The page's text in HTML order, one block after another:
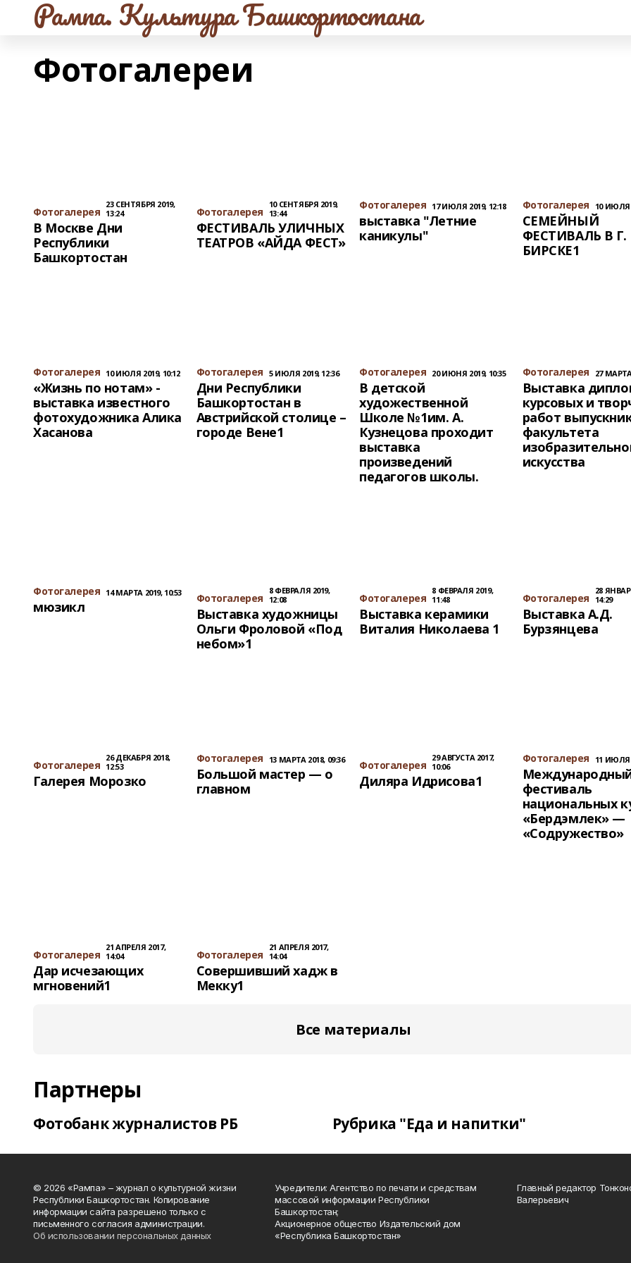
Рампа. Культура Башкортостана
Фотогалереи
Фотогалерея
23 СЕНТЯБРЯ 2019,
13:24
В Москве Дни
Республики
Башкортостан
Фотогалерея
10 СЕНТЯБРЯ 2019,
13:44
ФЕСТИВАЛЬ УЛИЧНЫХ
ТЕАТРОВ «АЙДА ФЕСТ»
Фотогалерея 17 ИЮЛЯ 2019, 12:18
выставка "Летние
каникулы"
Фотогалерея 10 ИЮЛЯ
СЕМЕЙНЫЙ
ФЕСТИВАЛЬ В Г.
БИРСКЕ1
Фотогалерея 10 ИЮЛЯ 2019, 10:12
«Жизнь по нотам» -
выставка известного
фотохудожника Алика
Хасанова
Фотогалерея 5 ИЮЛЯ 2019, 12:36
Дни Республики
Башкортостан в
Австрийской столице –
городе Вене1
Фотогалерея 20 ИЮНЯ 2019, 10:35
В детской
художественной
Школе №1им. А.
Кузнецова проходит
выставка
произведений
педагогов школы.
Фотогалерея 27 МАРТА
Выставка
курсовых и
работ
факультета
искусства
Фотогалерея 14 МАРТА 2019, 10:53
мюзикл
Фотогалерея
8 ФЕВРАЛЯ 2019,
12:08
Выставка художницы
Ольги Фроловой «Под
небом»1
Фотогалерея
8 ФЕВРАЛЯ 2019,
11:48
Выставка керамики
Виталия Николаева 1
Фотогалерея
28
14:29
Выставка А.Д.
Бурзянцева
Фотогалерея
26 ДЕКАБРЯ 2018,
12:53
Галерея Морозко
Фотогалерея 13 МАРТА 2018, 09:36
Большой мастер — о
главном
Фотогалерея
29 АВГУСТА 2017,
10:06
Диляра Идрисова1
Фотогалерея 11 ИЮЛЯ
фестиваль
национальных
«Бердэмлек» —
«Содружество»
Фотогалерея
21 АПРЕЛЯ 2017,
14:04
Дар исчезающих
мгновений1
Фотогалерея
21 АПРЕЛЯ 2017,
14:04
Совершивший хадж в
Мекку1
Все материалы
Партнеры
Фотобанк журналистов РБ Рубрика "Еда и напитки"
© 2026 «Рампа» – журнал о культурной жизни
Республики Башкортостан. Копирование
информации сайта разрешено только с
письменного согласия администрации.
Об использовании персональных данных
Учредители: Агентство по печати и средствам
массовой информации Республики
Башкортостан;
Акционерное общество Издательский дом
«Республика Башкортостан»
Главный редактор
Валерьевич